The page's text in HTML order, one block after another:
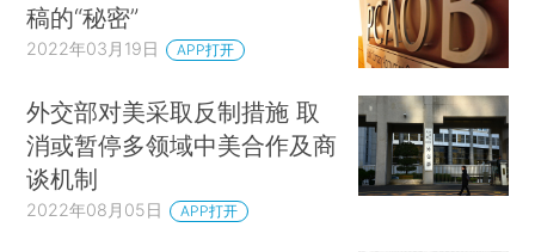
稿的“秘密”
2022年03月19日 APP打开
外交部对美采取反制措施 取
消或暂停多领域中美合作及商
谈机制
2022年08月05日 APP打开